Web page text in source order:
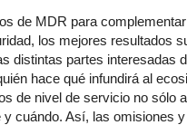
de MDR para
los mejores resultados
distintas partes interesadas
hace qué infundirá al
de nivel de servicio no sólo
y cuándo. Así, las omisiones